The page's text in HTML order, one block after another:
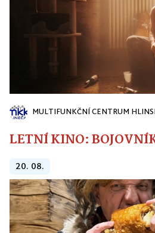
MULTIFUNKČNÍ CENTRUM
LETNÍ KINO:
20. 08.